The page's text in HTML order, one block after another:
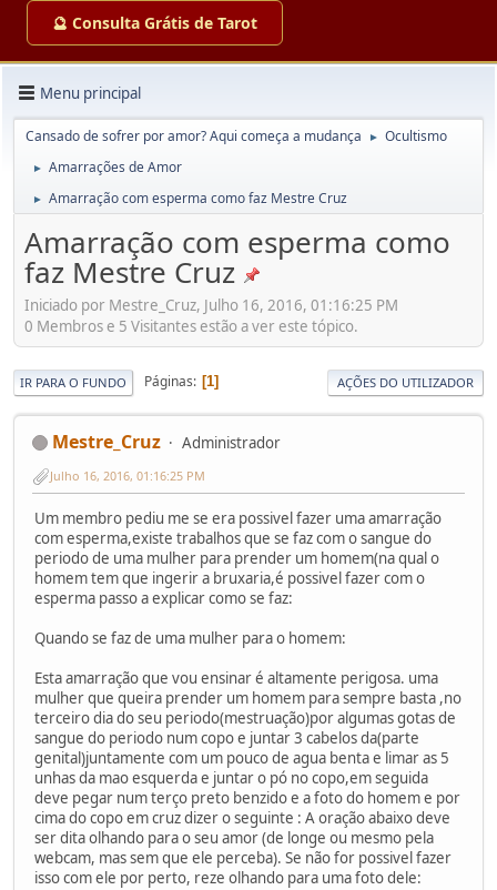
🔮 Consulta Grátis de Tarot
Menu principal
Cansado de sofrer por amor? Aqui começa a mudança ► Ocultismo
► Amarrações de Amor
► Amarração com esperma como faz Mestre Cruz
Amarração com esperma como
faz Mestre Cruz
Iniciado por Mestre_Cruz, Julho 16, 2016, 01:16:25 PM
0 Membros e 5 Visitantes estão a ver este tópico.
IR PARA O FUNDO Páginas 1 AÇÕES DO UTILIZADOR
Mestre_Cruz Administrador
Julho 16, 2016, 01:16:25 PM
Um membro pediu me se era possi­vel fazer uma amarração
com esperma,existe trabalhos que se faz com o sangue do
periodo de uma mulher para prender um homem(na qual o
homem tem que ingerir a bruxaria,é possi­vel fazer com o
esperma passo a explicar como se faz:
Quando se faz de uma mulher para o homem:
Esta amarração que vou ensinar é altamente perigosa. uma
mulher que queira prender um homem para sempre basta ,no
terceiro dia do seu periodo(mestruação)por algumas gotas de
sangue do peri­odo num copo e juntar 3 cabelos da(parte
genital)juntamente com um pouco de agua benta e limar as 5
unhas da mao esquerda e juntar o pó no copo,em seguida
deve pegar num terço preto benzido e a foto do homem e por
cima do copo em cruz dizer o seguinte : A oração abaixo deve
ser dita olhando para o seu amor (de longe ou mesmo pela
webcam, mas sem que ele perceba). Se não for possivel fazer
isso com ele por perto, reze olhando para uma foto dele: